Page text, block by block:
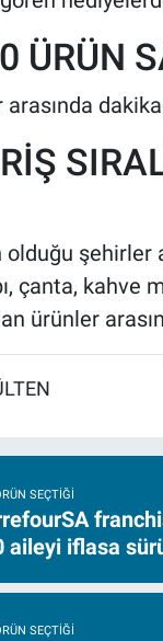
ÜRÜN
olduğu
çanta,
ürünler
SEÇTIĞI
aileyi iflasa
SEÇTIĞI